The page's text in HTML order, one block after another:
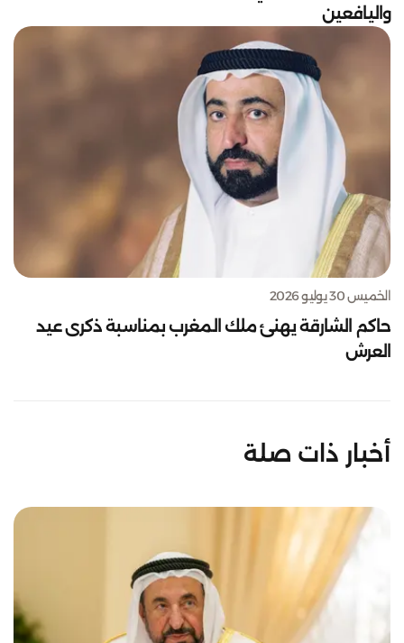
واليافعين
الخميس 30 يوليو 2026
حاكم الشارقة يهنئ ملك المغرب بمناسبة ذكرى عيد
العرش
أخبار ذات صلة